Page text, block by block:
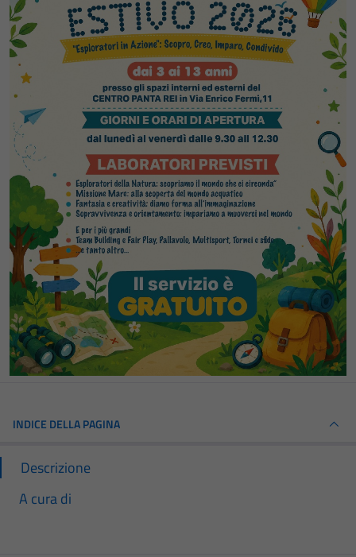
INDICE DELLA PAGINA
Descrizione
A cura di